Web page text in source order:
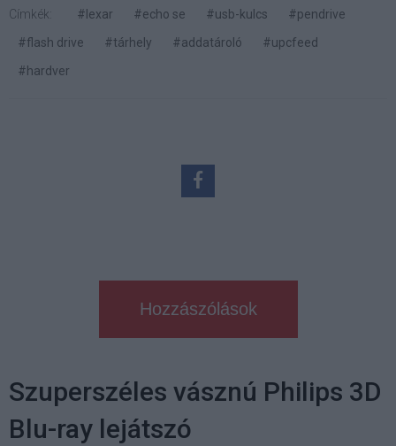
Címkék: #lexar #echo se #usb-kulcs
#pendrive
#flash drive
#tárhely #addatároló
#upcfeed
#hardver
Hozzászólások
Szuperszéles vásznú Philips 3D
Blu-ray lejátszó